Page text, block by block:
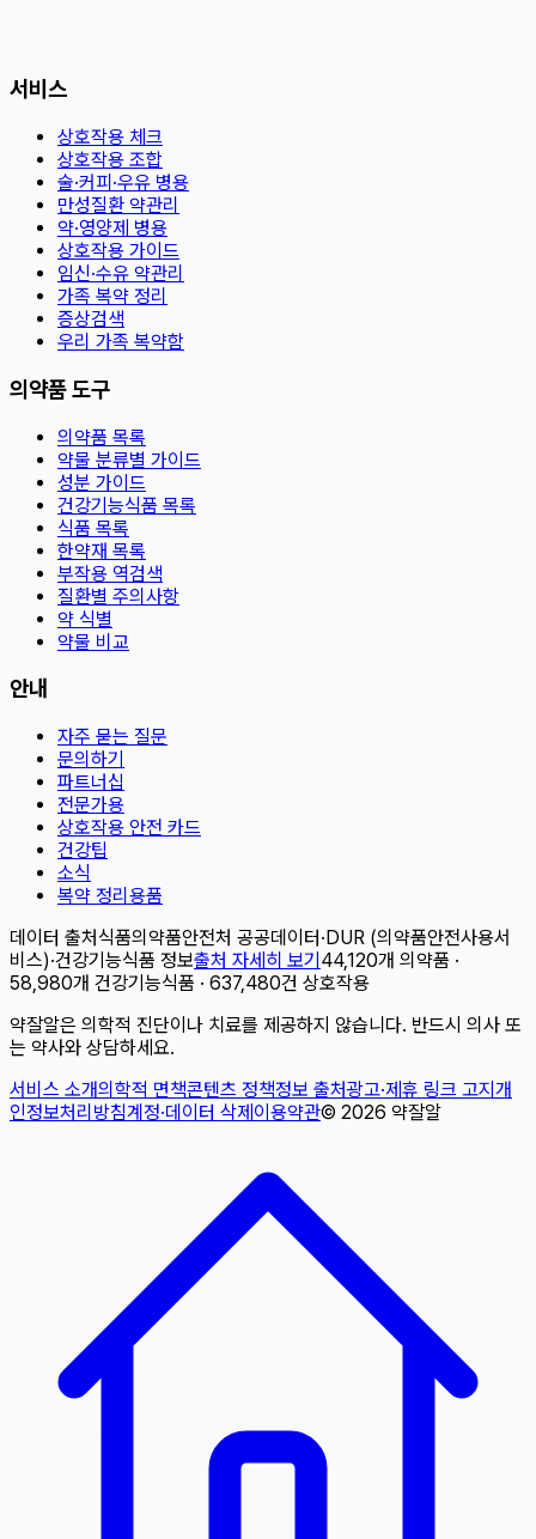
서비스
상호작용 체크
상호작용 조합
술·커피·우유 병용
만성질환 약관리
약·영양제 병용
상호작용 가이드
임신·수유 약관리
가족 복약 정리
증상검색
우리 가족 복약함
의약품 도구
의약품 목록
약물 분류별 가이드
성분 가이드
건강기능식품 목록
식품 목록
한약재 목록
부작용 역검색
질환별 주의사항
약 식별
약물 비교
안내
자주 묻는 질문
문의하기
파트너십
전문가용
상호작용 안전 카드
건강팁
소식
복약 정리용품
데이터 출처식품의약품안전처 공공데이터·DUR (의약품안전사용서
비스)·건강기능식품 정보출처 자세히 보기44,120개 의약품 ·
58,980개 건강기능식품 · 637,480건 상호작용
약잘알은 의학적 진단이나 치료를 제공하지 않습니다. 반드시 의사 또
는 약사와 상담하세요.
서비스 소개의학적 면책콘텐츠 정책정보 출처광고·제휴 링크 고지개
인정보처리방침계정·데이터 삭제이용약관© 2026 약잘알